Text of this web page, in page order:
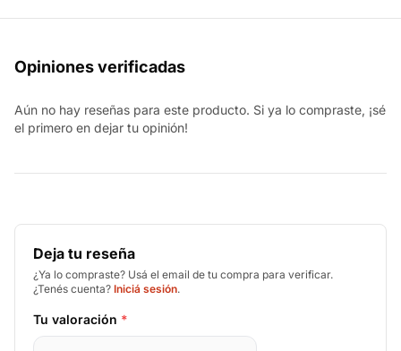
Opiniones verificadas
Aún no hay reseñas para este producto. Si ya lo compraste, ¡sé
el primero en dejar tu opinión!
Deja tu reseña
¿Ya lo compraste? Usá el email de tu compra para verificar.
¿Tenés cuenta? Iniciá sesión.
Tu valoración *